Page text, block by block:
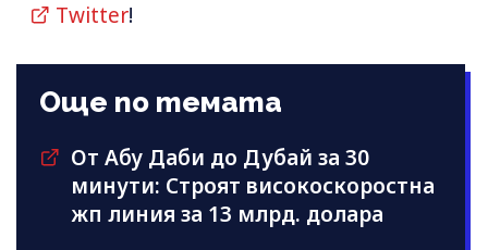
Twitter!
Още по темата
От Абу Даби до Дубай за 30
минути: Строят високоскоростна
жп линия за 13 млрд. долара